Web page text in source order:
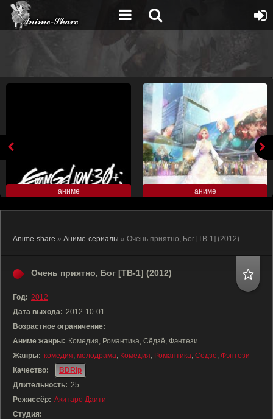
аниме аниме
Anime-share » Аниме-сериалы » Очень приятно, Бог [ТВ-1] (2012)
Очень приятно, Бог [ТВ-1] (2012)
Год: 2012
Дата выхода: 2012-10-01
Возрастное ограничение:
Аниме жанры: Комедия, Романтика, Сёдзё, Фэнтези
Жанры: комедия, мелодрама, Комедия, Романтика, Сёдзё, Фэнтези
Качество:
BDRip
Длительность: 25
Режиссёр: Акитаро Даити
Студия: